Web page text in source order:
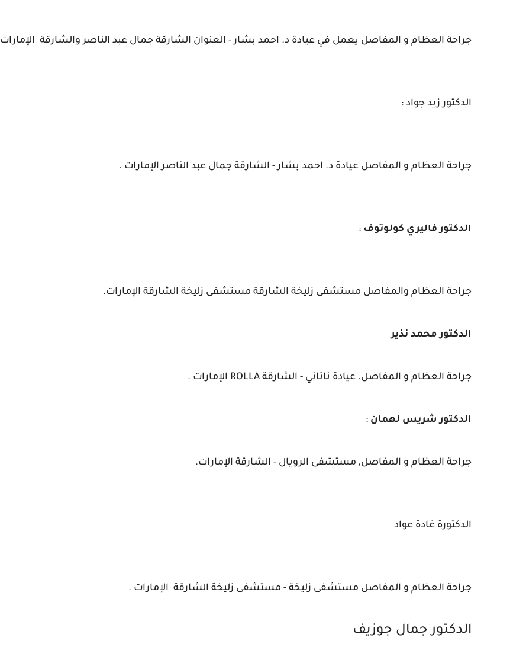
جراحة العظام و المفاصل يعمل في عيادة د. احمد بشار - العنوان الشارقة جمال عبد الناصر والشارقة الإمارات
الدكتور زيد جواد :
جراحة العظام و المفاصل عيادة د. احمد بشار - الشارقة جمال عبد الناصر الإمارات .
الدكتور فاليري كولوتوف :
جراحة العظام والمفاصل مستشفى زليخة الشارقة مستشفى زليخة الشارقة الإمارات.
الدكتور محمد نذير
جراحة العظام و المفاصل. عيادة ناتاني - الشارقة ROLLA الإمارات .
الدكتور شريس لهمان :
جراحة العظام و المفاصل, مستشفى الرويال - الشارقة الإمارات.
الدكتورة غادة عواد
جراحة العظام و المفاصل مستشفى زليخة - مستشفى زليخة الشارقة الإمارات .
الدكتور جمال جوزيف